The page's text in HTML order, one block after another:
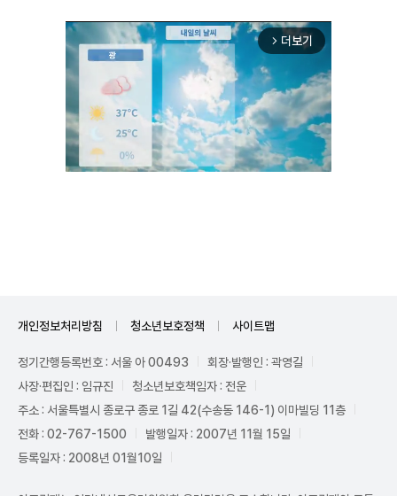
arrow_forward_ios 더보기
개인정보처리방침 청소년보호정책 사이트맵
정기간행등록번호 : 서울 아 00493
회장·발행인 : 곽영길
사장·편집인 : 임규진
청소년보호책임자 : 전운
주소 : 서울특별시 종로구 종로 1길 42(수송동 146-1) 이마빌딩 11층
전화 : 02-767-1500
발행일자 : 2007년 11월 15일
등록일자 : 2008년 01월10일